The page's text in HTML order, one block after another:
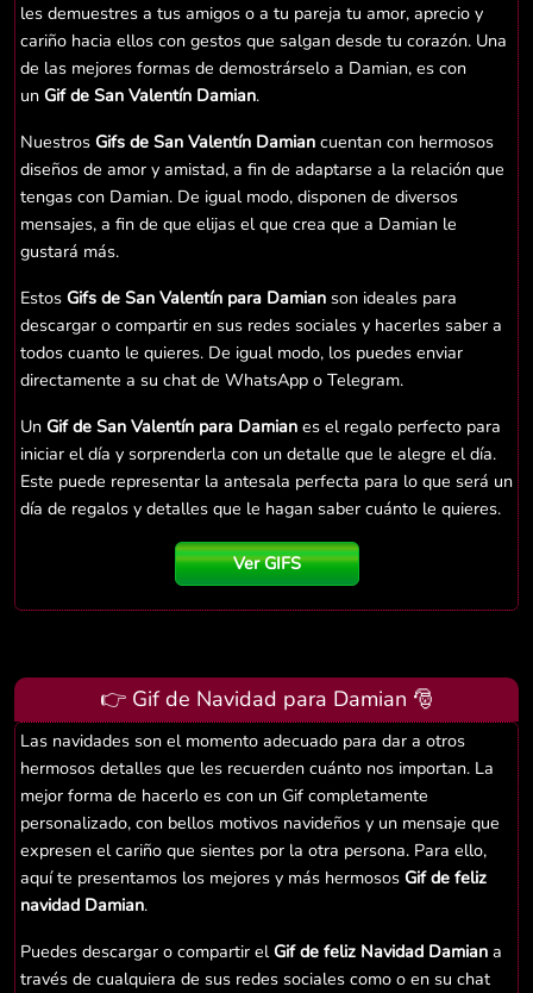
les demuestres a tus amigos o a tu pareja tu amor, aprecio y
cariño hacia ellos con gestos que salgan desde tu corazón. Una
de las mejores formas de demostrárselo a Damian, es con
un Gif de San Valentín Damian.
Nuestros Gifs de San Valentín Damian cuentan con hermosos
diseños de amor y amistad, a fin de adaptarse a la relación que
tengas con Damian. De igual modo, disponen de diversos
mensajes, a fin de que elijas el que crea que a Damian le
gustará más.
Estos Gifs de San Valentín para Damian son ideales para
descargar o compartir en sus redes sociales y hacerles saber a
todos cuanto le quieres. De igual modo, los puedes enviar
directamente a su chat de WhatsApp o Telegram.
Un Gif de San Valentín para Damian es el regalo perfecto para
iniciar el día y sorprenderla con un detalle que le alegre el día.
Este puede representar la antesala perfecta para lo que será un
día de regalos y detalles que le hagan saber cuánto le quieres.
Ver GIFS
👉 Gif de Navidad para Damian 🎅
Las navidades son el momento adecuado para dar a otros
hermosos detalles que les recuerden cuánto nos importan. La
mejor forma de hacerlo es con un Gif completamente
personalizado, con bellos motivos navideños y un mensaje que
expresen el cariño que sientes por la otra persona. Para ello,
aquí te presentamos los mejores y más hermosos Gif de feliz
navidad Damian.
Puedes descargar o compartir elGif de feliz Navidad Damian a
través de cualquiera de sus redes sociales como o en su chat